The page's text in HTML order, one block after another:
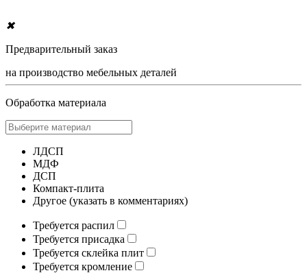
✖
Предварительный заказ
на производство мебельных деталей
Обработка материала
ЛДСП
МДФ
ДСП
Компакт-плита
Другое (указать в комментариях)
Требуется распил
Требуется присадка
Требуется склейка плит
Требуется кромление